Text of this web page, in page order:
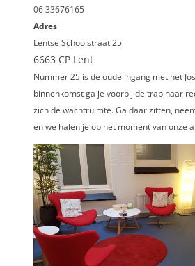
06 33676165
Adres
Lentse Schoolstraat 25
6663 CP Lent
Nummer 25 is de oude ingang met het
binnenkomst ga je voorbij de trap naar
zich de wachtruimte. Ga daar zitten,
en we halen je op het moment van onze